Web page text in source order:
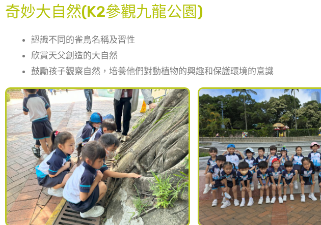
奇妙大自然(K2參觀九龍公園)
認識不同的雀鳥名稱及習性
欣賞天父創造的大自然
鼓勵孩子觀察自然，培養他們對動植物的興趣和保護環境的意識